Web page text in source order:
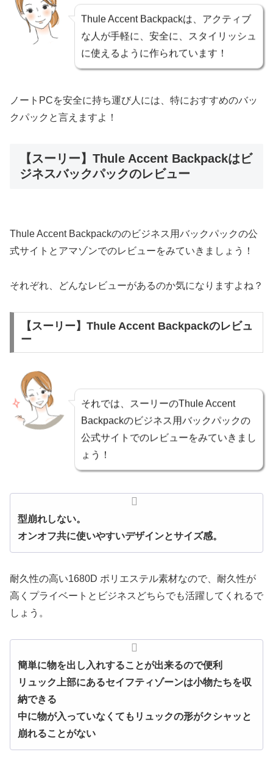
Thule Accent Backpackは、アクティブ
な人が手軽に、安全に、スタイリッシュ
に使えるように作られています！
ノートPCを安全に持ち運び人には、特におすすめのバッ
クパックと言えますよ！
【スーリー】Thule Accent Backpackはビ
ジネスバックパックのレビュー
Thule Accent Backpackののビジネス用バックパックの公
式サイトとアマゾンでのレビューをみていきましょう！
それぞれ、どんなレビューがあるのか気になりますよね？
【スーリー】Thule Accent Backpackのレビュ
ー
それでは、スーリーのThule Accent
Backpackのビジネス用バックパックの
公式サイトでのレビューをみていきまし
ょう！
型崩れしない。
オンオフ共に使いやすいデザインとサイズ感。
耐久性の高い1680D ポリエステル素材なので、耐久性が
高くプライベートとビジネスどちらでも活躍してくれるで
しょう。
簡単に物を出し入れすることが出来るので便利
リュック上部にあるセイフティゾーンは小物たちを収
納できる
中に物が入っていなくてもリュックの形がクシャッと
崩れることがない